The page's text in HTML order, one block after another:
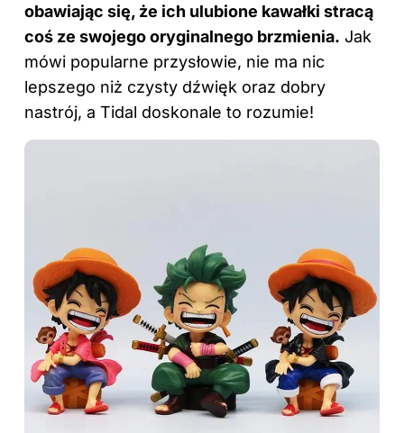
obawiając się, że ich ulubione kawałki stracą
coś ze swojego oryginalnego brzmienia. Jak
mówi popularne przysłowie, nie ma nic
lepszego niż czysty dźwięk oraz dobry
nastrój, a Tidal doskonale to rozumie!